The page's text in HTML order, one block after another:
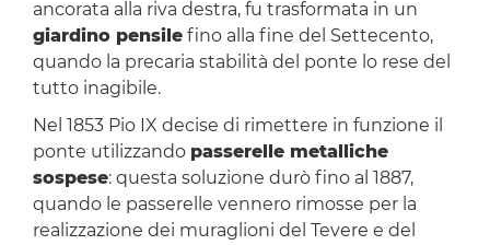
ancorata alla riva destra, fu trasformata in un
giardino pensilefino alla fine del Settecento,
quando la precaria stabilità del ponte lo rese del
tutto inagibile.
Nel 1853 Pio IX decise di rimettere in funzione il
ponte utilizzando passerelle metalliche
sospese: questa soluzione durò fino al 1887,
quando le passerelle vennero rimosse per la
realizzazione dei muraglioni del Tevere e del